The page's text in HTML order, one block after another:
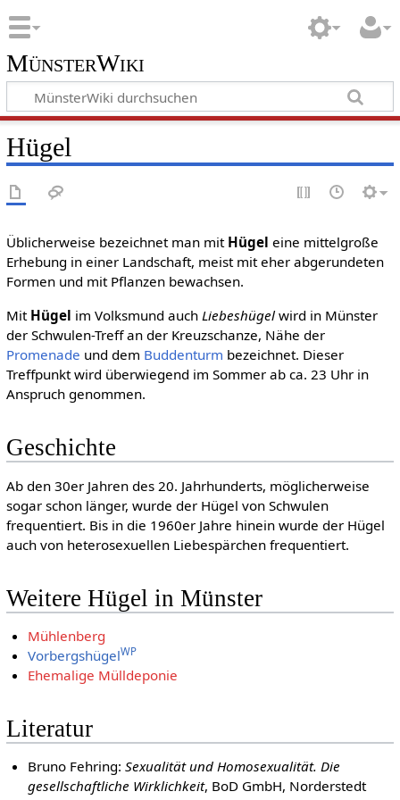
MünsterWiki
Hügel
Üblicherweise bezeichnet man mit Hügel eine mittelgroße
Erhebung in einer Landschaft, meist mit eher abgerundeten
Formen und mit Pflanzen bewachsen.
Mit Hügel im Volksmund auch Liebeshügelwird in Münster
der Schwulen-Treff an der Kreuzschanze, Nähe der
Promenade und dem Buddenturm bezeichnet. Dieser
Treffpunkt wird überwiegend im Sommer ab ca. 23 Uhr in
Anspruch genommen.
Geschichte
Ab den 30er Jahren des 20. Jahrhunderts, möglicherweise
sogar schon länger, wurde der Hügel von Schwulen
frequentiert. Bis in die 1960er Jahre hinein wurde der Hügel
auch von heterosexuellen Liebespärchen frequentiert.
Weitere Hügel in Münster
Mühlenberg
VorbergshügelWP
Ehemalige Mülldeponie
Literatur
Bruno Fehring:Sexualität und Homosexualität. Die
gesellschaftliche Wirklichkeit, BoD GmbH, Norderstedt